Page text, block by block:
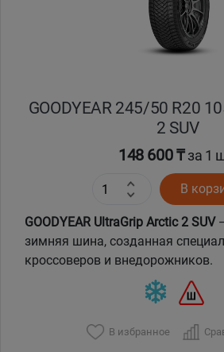
GOODYEAR 245/50 R20
2 SUV
148 600 ₸за 1
В
GOODYEAR UltraGrip Arctic 2 SUV
зимняя шина, созданная
кроссоверов и внедорожников.
В избранное